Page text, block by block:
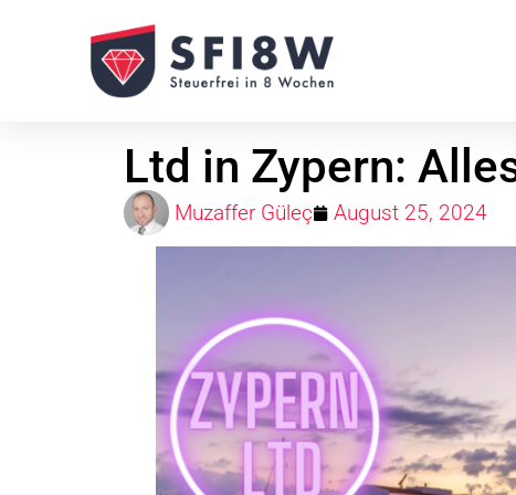
Ltd in Zypern:
Muzaffer Güleç August 25, 2024